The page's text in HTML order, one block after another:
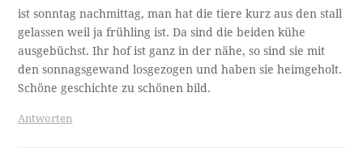
ist sonntag nachmittag, man hat die tiere kurz aus den stall
gelassen weil ja frühling ist. Da sind die beiden kühe
ausgebüchst. Ihr hof ist ganz in der nähe, so sind sie mit
den sonnagsgewand losgezogen und haben sie heimgeholt.
Schöne geschichte zu schönen bild.
Antworten